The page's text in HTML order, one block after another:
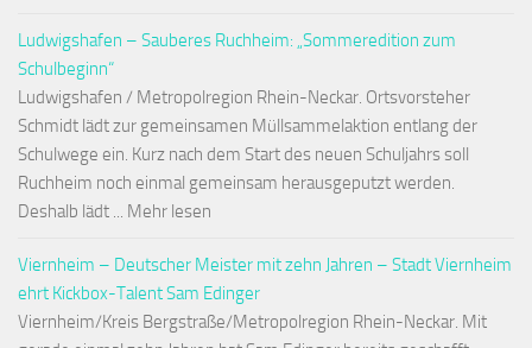
Ludwigshafen – Sauberes Ruchheim: „Sommeredition zum
Schulbeginn“
Ludwigshafen / Metropolregion Rhein-Neckar. Ortsvorsteher
Schmidt lädt zur gemeinsamen Müllsammelaktion entlang der
Schulwege ein. Kurz nach dem Start des neuen Schuljahrs soll
Ruchheim noch einmal gemeinsam herausgeputzt werden.
Deshalb lädt ... Mehr lesen
Viernheim – Deutscher Meister mit zehn Jahren – Stadt Viernheim
ehrt Kickbox-Talent Sam Edinger
Viernheim/Kreis Bergstraße/Metropolregion Rhein-Neckar. Mit